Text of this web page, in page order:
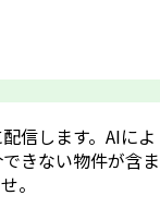
信します。AIによ
きない物件が含ま
。